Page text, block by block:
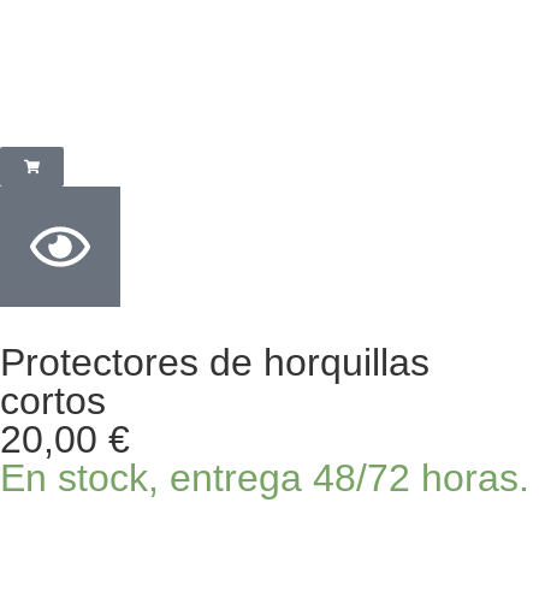
Protectores de horquillas
cortos
20,00 €
En stock, entrega 48/72 horas.